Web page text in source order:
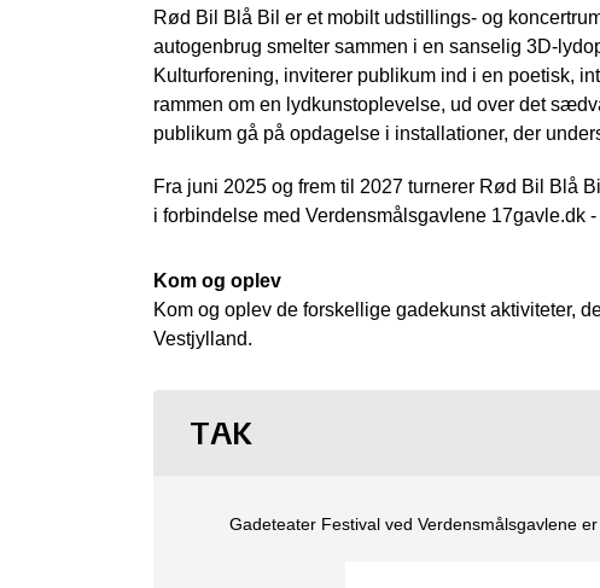
Rød Bil Blå Bil er et mobilt udstillings- og
autogenbrug smelter sammen i en sanselig 3D-
Kulturforening, inviterer publikum ind i en poetisk,
rammen om en lydkunstoplevelse, ud over det
publikum gå på opdagelse i installationer, der
Fra juni 2025 og frem til 2027 turnerer Rød Bil Blå
i forbindelse med Verdensmålsgavlene
Kom og oplev
Kom og oplev de forskellige gadekunst aktiviteter,
Vestjylland.
TAK
Gadeteater Festival ved Verdensmålsgavlene